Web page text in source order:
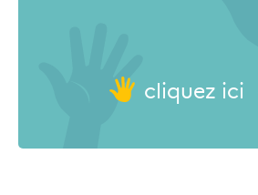
cliquez ici